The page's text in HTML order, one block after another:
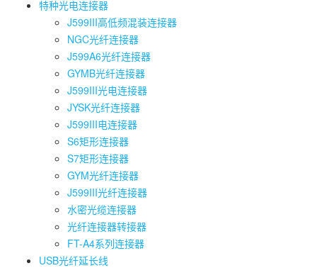
特种光电连接器
J599III高低频混装连接器
NGC光纤连接器
J599A6光纤连接器
GYMB光纤连接器
J599III光电连接器
JYSK光纤连接器
J599III电连接器
S6矩形连接器
S7矩形连接器
GYM光纤连接器
J599III光纤连接器
水密光缆连接器
光纤连接器转接器
FT-A4系列连接器
USB光纤延长线